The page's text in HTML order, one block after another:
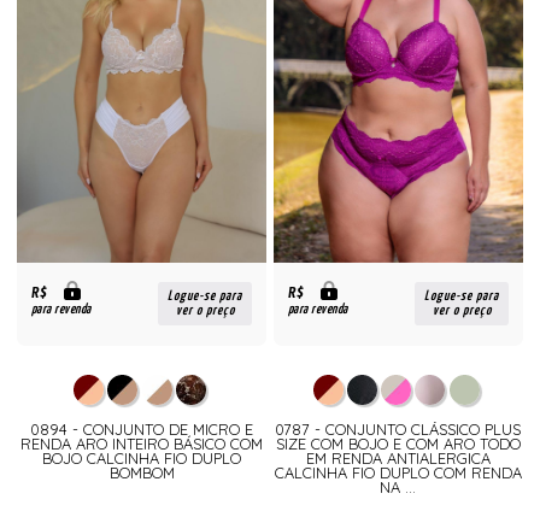
R$
para revenda
Logue-se para
ver o preço
0894 - CONJUNTO DE MICRO E
RENDA ARO INTEIRO BÁSICO COM
BOJO CALCINHA FIO DUPLO
BOMBOM
R$
para revenda
Logue-se para
ver o preço
0787 - CONJUNTO CLÁSSICO PLUS
SIZE COM BOJO E COM ARO TODO
EM RENDA ANTIALERGICA
CALCINHA FIO DUPLO COM RENDA
NA ...